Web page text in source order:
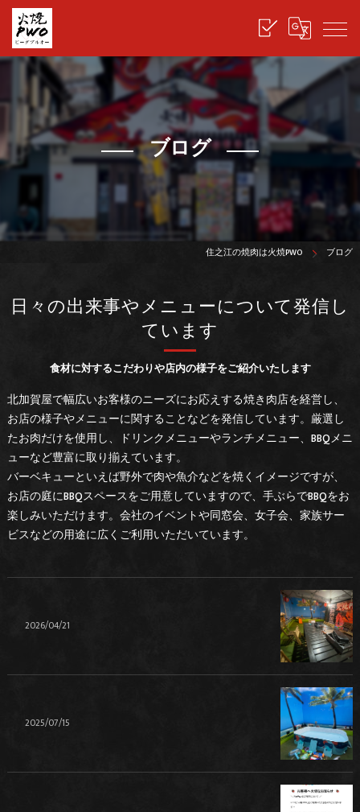
ブログ
住之江の焼肉は火焼PWO ブログ
日々の出来事やメニューについて発信し
ています
食材に対するこだわりや店内の様子をご紹介いたします
北加賀屋で幅広いお客様のニーズにお応えする焼き肉店を経営し、
お店の様子やメニューに関することなどを発信しています。厳選し
たお肉だけを使用し、ドリンクメニューやランチメニュー、BBQメニ
ューなど豊富に取り揃えています。
バーベキューといえば野外で肉や魚介などを焼くイメージですが、
お店の庭にBBQスペースをご用意していますので、手ぶらでBBQをお
楽しみいただけます。会社のイベントや同窓会、女子会、家族サー
ビスなどの用途に広くご利用いただいています。
2026/04/21
2025/07/15